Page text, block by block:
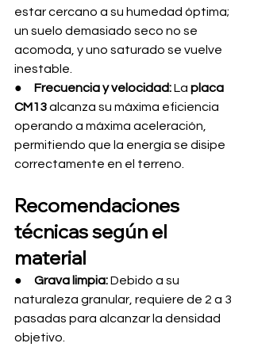
estar cercano a su humedad óptima;
un suelo demasiado seco no se
acomoda, y uno saturado se vuelve
inestable.
● Frecuencia y velocidad: La placa
CM13 alcanza su máxima eficiencia
operando a máxima aceleración,
permitiendo que la energía se disipe
correctamente en el terreno.
Recomendaciones
técnicas según el
material
● Grava limpia: Debido a su
naturaleza granular, requiere de 2 a 3
pasadas para alcanzar la densidad
objetivo.